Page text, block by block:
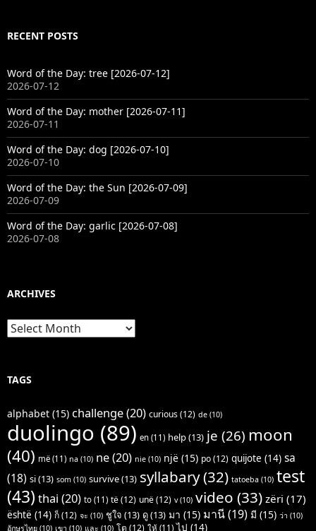
RECENT POSTS
Word of the Day: tree [2026-07-12]
2026-07-12
Word of the Day: mother [2026-07-11]
2026-07-11
Word of the Day: dog [2026-07-10]
2026-07-10
Word of the Day: the Sun [2026-07-09]
2026-07-09
Word of the Day: garlic [2026-07-08]
2026-07-08
ARCHIVES
Archives
TAGS
alphabet (15) challenge(20) curious(12) de (10)
duolingo (89) en (11) help(13) je (26) moon
(40) më (11) na (10) ne(20) nie (10) një (15) po(12) quijote (14) sa
(18) si(13) som (10) survive(13) syllabary(32) tatoeba (10) test
(43) thai (20) to (11) të(12) unë(12) v(10) video (33) zëri (17)
është (14) ก็(12) จะ (10) ชูใจ (13) ดู(13) มา (15) มานี(19) มี (15) ว่า (10)
อักษรไทย (10) เขา (10) และ (10) โต (12) ให้ (11) ไป (14)